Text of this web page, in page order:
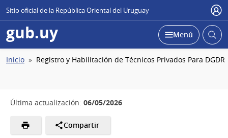
Sitio oficial de la República Oriental del Uruguay
gub.uy Desplegar
Menú Abrir
Ruta
Inicio Registro y Habilitación de Técnicos Privados Para DGDR
Última actualización: 06/05/2026
Compartir